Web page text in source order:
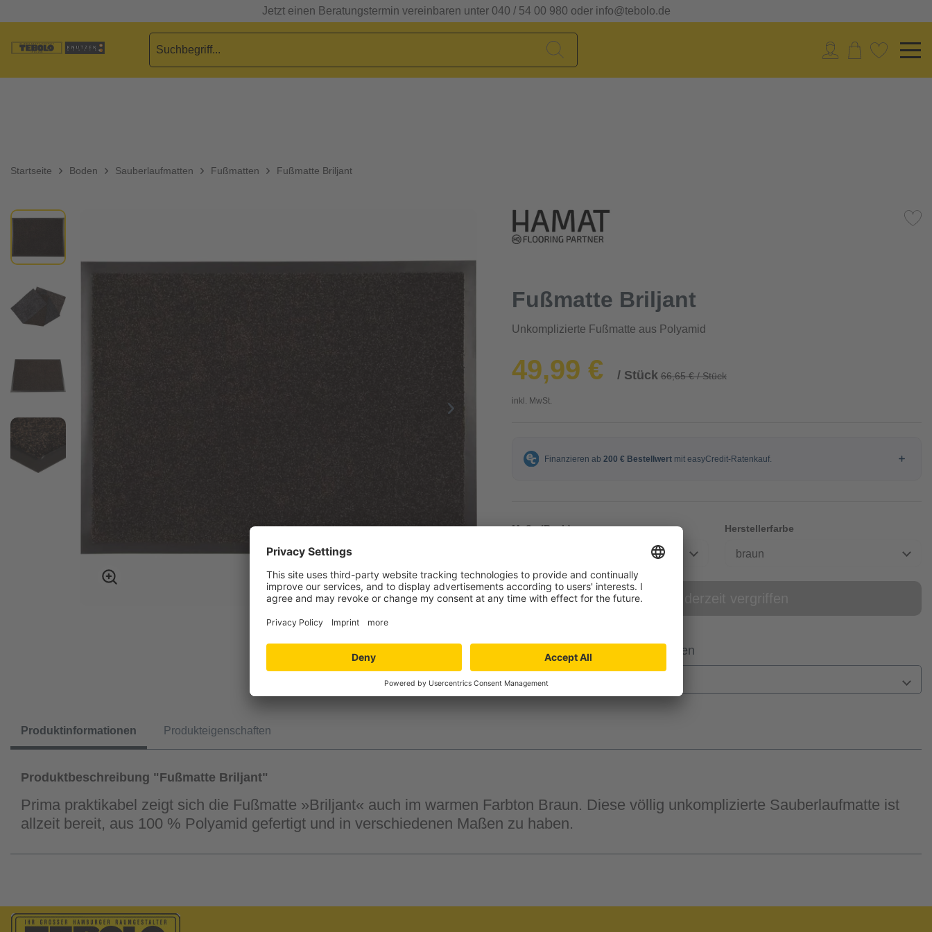
Jetzt einen Beratungstermin vereinbaren unter 040 / 54 00 980 oder info@tebolo.de
Startseite Boden Sauberlaufmatten Fußmatten Fußmatte Briljant
Fußmatte Briljant
Unkomplizierte Fußmatte aus Polyamid
49,99 € / Stück 66,65 € / Stück
inkl. MwSt.
Maße (B x L) Herstellerfarbe
braun
Verfügbarkeit in der Filiale prüfen
Filiale auswählen
Produktinformationen Produkteigenschaften
Produktbeschreibung "Fußmatte Briljant"
Prima praktikabel zeigt sich die Fußmatte »Briljant« auch im warmen Farbton Braun. Diese völlig unkomplizierte Sauberlaufmatte ist
allzeit bereit, aus 100 % Polyamid gefertigt und in verschiedenen Maßen zu haben.